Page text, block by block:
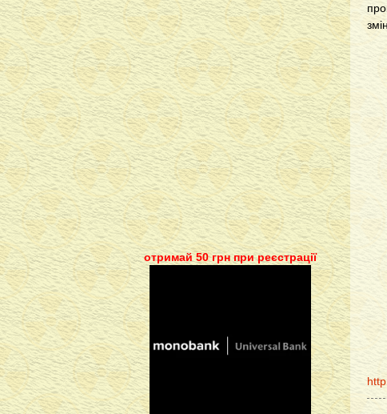
отримай 50 грн при реєстрації